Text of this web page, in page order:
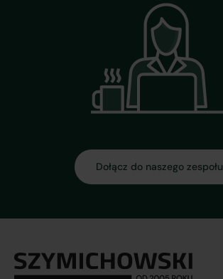
Dołącz do naszego zespołu